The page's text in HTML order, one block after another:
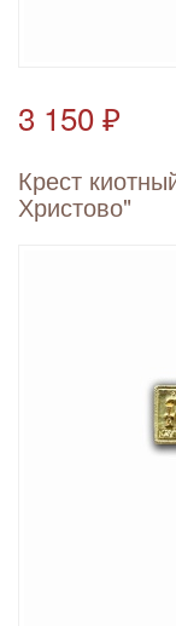
3 150 ₽
Крест
Христово"